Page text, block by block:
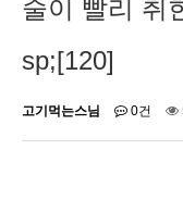
술이 빨리 취
sp;[120]
고기먹는스님 0건